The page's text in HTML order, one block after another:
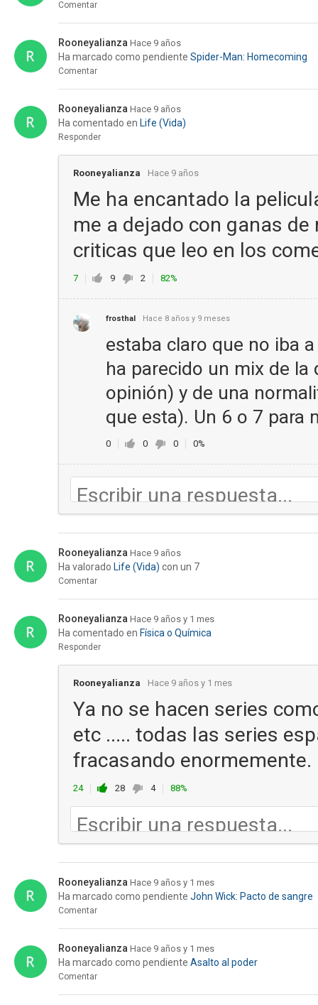
Comentar
Rooneyalianza Hace 9 años
Ha marcado como pendiente Spider-Man: Homecoming
Comentar
Rooneyalianza Hace 9 años
Ha comentado en Life (Vida)
Responder
Rooneyalianza Hace 9 años
Me ha encantado la
me a dejado con ganas
criticas que leo en los
7 9 2 82%
frosthal Hace 8 años y 9 meses
estaba claro que no iba
ha parecido un mix de
opinión) y de una
que esta). Un 6 o 7 para
0 0 0 0%
Rooneyalianza Hace 9 años
Ha valorado Life (Vida) con un 7
Comentar
Rooneyalianza Hace 9 años y 1 mes
Ha comentado en Física o Química
Responder
Rooneyalianza Hace 9 años y 1 mes
Ya no se hacen series
etc ..... todas las series
fracasando enormemente.
24 28 4 88%
Rooneyalianza Hace 9 años y 1 mes
Ha marcado como pendiente John Wick: Pacto de sangre
Comentar
Rooneyalianza Hace 9 años y 1 mes
Ha marcado como pendiente Asalto al poder
Comentar